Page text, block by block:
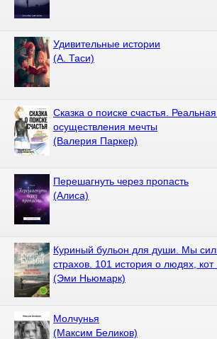
Удивительные истории
(А. Таси)
Сказка о поиске счастья.
осуществления мечты
(Валерия Паркер)
Перешагнуть через пропасть
(Алиса)
Куриный бульон для души. Мы
страхов. 101 история о людях, кот
(Эми Ньюмарк)
Молчунья
(Максим Беликов)